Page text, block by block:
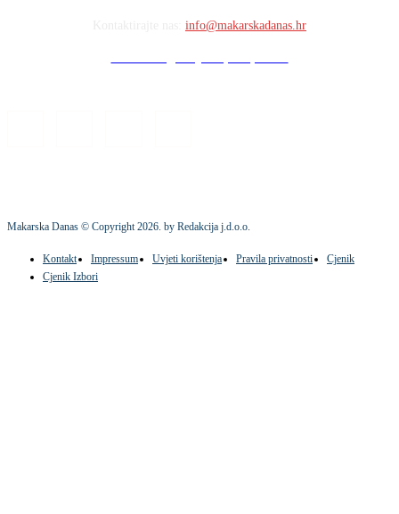
info@makarskadanas.hr
Makarska Danas © Copyright2026. by Redakcija j.d.o.o.
Kontakt Impressum Uvjeti korištenja Pravila privatnosti
Cjenik
Cjenik Izbori